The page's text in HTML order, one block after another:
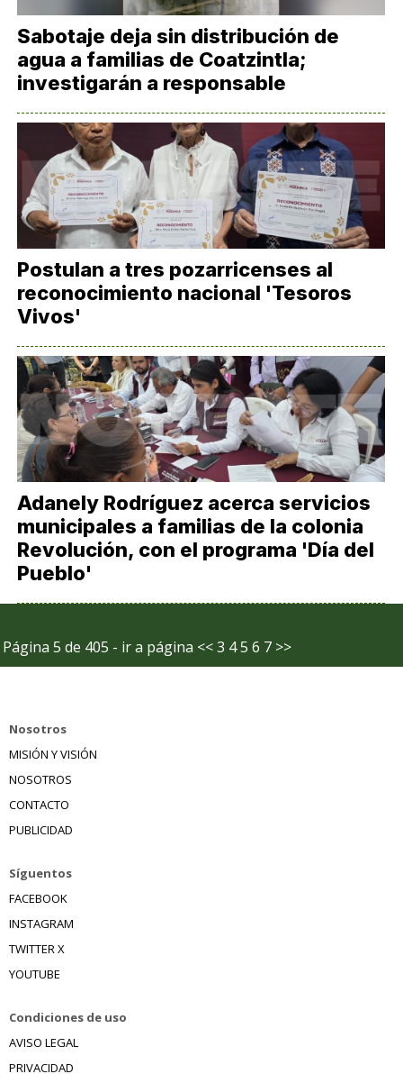
Sabotaje deja sin distribución de
agua a familias de Coatzintla;
investigarán a responsable
Postulan a tres pozarricenses al
reconocimiento nacional 'Tesoros
Vivos'
Adanely Rodríguez acerca servicios
municipales a familias de la colonia
Revolución, con el programa 'Día del
Pueblo'
Página 5 de 405 - ir a página <<3 45 6 7 >>
Nosotros
MISIÓN Y VISIÓN
NOSOTROS
CONTACTO
PUBLICIDAD
Síguentos
FACEBOOK
INSTAGRAM
TWITTER X
YOUTUBE
Condiciones de uso
AVISO LEGAL
PRIVACIDAD